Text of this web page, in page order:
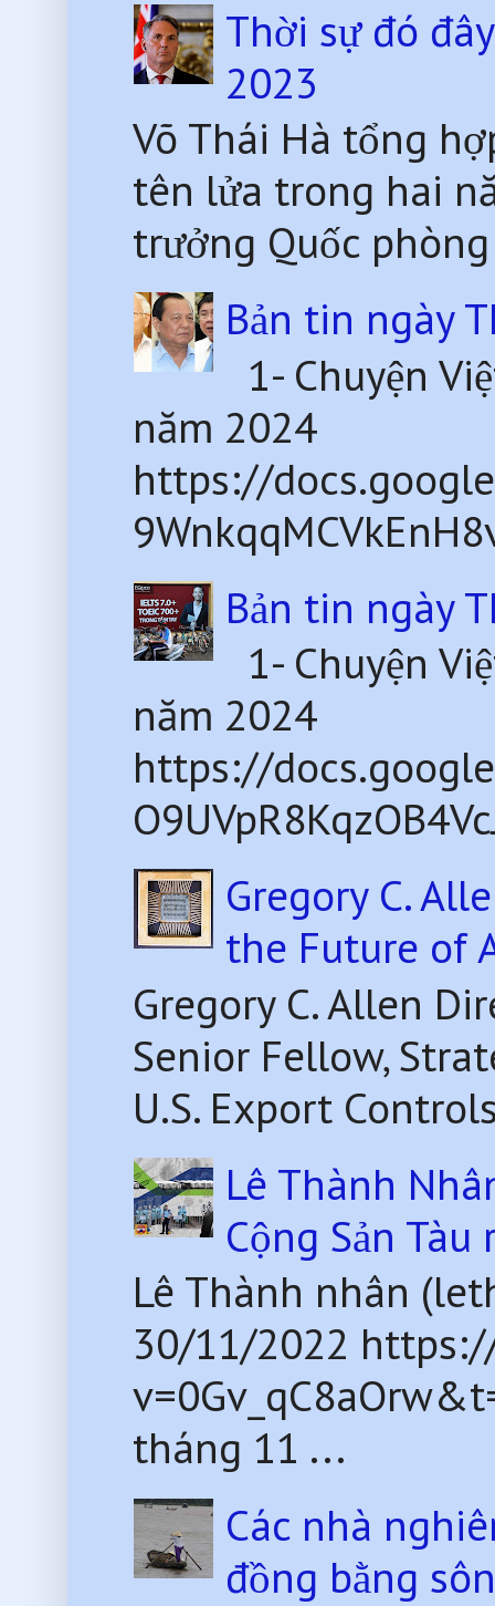
Thời sự đó
2023
Võ Thái Hà tổng
tên lửa trong hai
trưởng Quốc
Bản tin ngày
1- Chuyện
năm 2024
https://
Bản tin ngày
1- Chuyện
năm 2024
https://
Gregory C.
the Future of
Gregory C. Allen
Senior Fellow,
U.S. Export
Lê Thành
Cộng Sản
Lê Thành nhân
30/11/2022
tháng 11 ...
Các nhà
đồng bằng